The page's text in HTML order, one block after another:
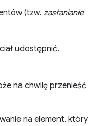
(tzw. zasłanianie
udostępnić.
na chwilę przenieść
na element, który